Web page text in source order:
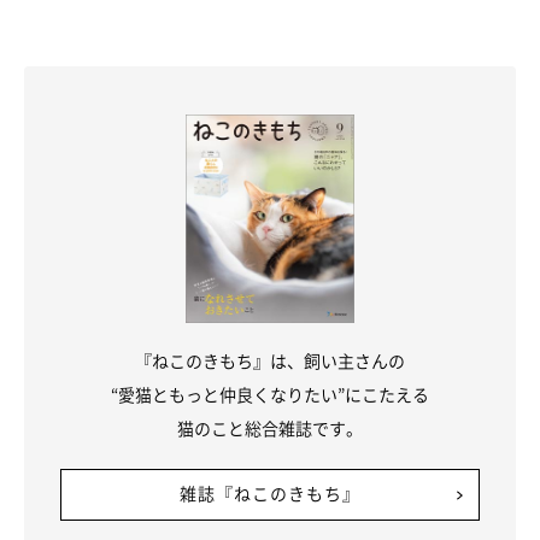
『ねこのきもち』は、飼い主さんの
“愛猫ともっと仲良くなりたい”にこたえる
猫のこと総合雑誌です。
雑誌『ねこのきもち』